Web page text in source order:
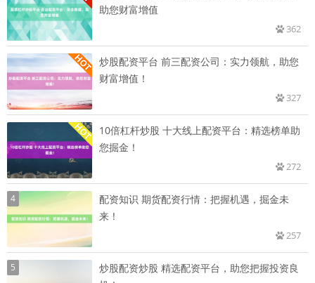
助您财富增值
362
炒股配资平台 前三配资公司：实力领航，助您
财富增值！
327
10倍杠杆炒股 十大线上配资平台：精选榜单助
您掘金！
272
4
配资知识 期货配资行情：把握机遇，掘金未
来！
257
5
炒股配资炒股 精选配资平台，助您把握投资良